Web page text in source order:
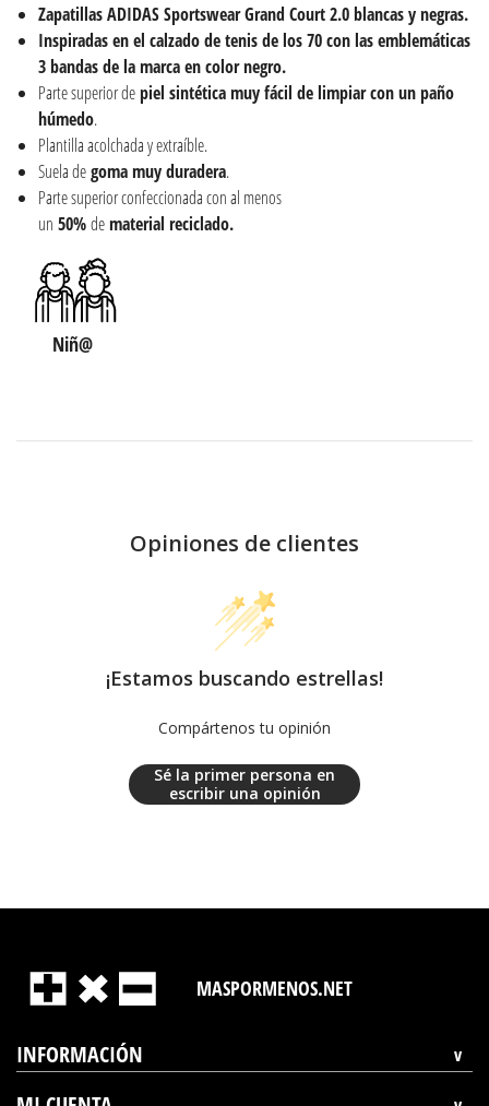
Zapatillas ADIDAS Sportswear Grand Court 2.0 blancas y negras.
Inspiradas en el calzado de tenis de los 70 con las emblemáticas
3 bandas de la marca en color negro.
Parte superior depiel sintética muy fácil de limpiar con un paño
húmedo.
Plantilla acolchada y extraíble.
Suela degoma muy duradera.
Parte superior confeccionada con al menos
un 50%dematerial reciclado.
Niñ@
Opiniones de clientes
¡Estamos buscando estrellas!
Compártenos tu opinión
Sé la primer persona en
escribir una opinión
MASPORMENOS.NET
INFORMACIÓN